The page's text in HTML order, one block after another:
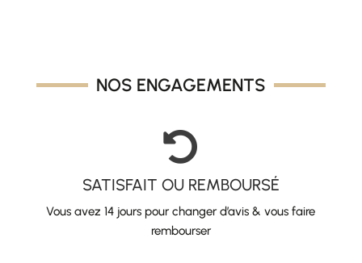
NOS ENGAGEMENTS

SATISFAIT OU REMBOURSÉ
Vous avez 14 jours pour changer d’avis & vous faire
rembourser